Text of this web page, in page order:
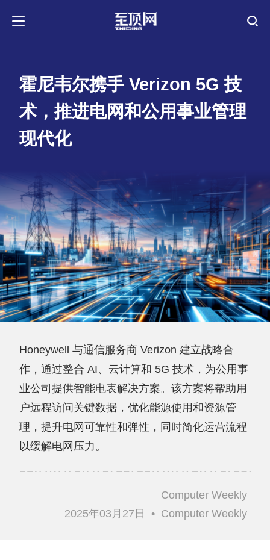
霍尼韦尔携手 Verizon 5G 技
术，推进电网和公用事业管理
现代化
Honeywell 与通信服务商 Verizon 建立战略合
作，通过整合 AI、云计算和 5G 技术，为公用事
业公司提供智能电表解决方案。该方案将帮助用
户远程访问关键数据，优化能源使用和资源管
理，提升电网可靠性和弹性，同时简化运营流程
以缓解电网压力。
Computer Weekly
2025年03月27日
• Computer Weekly